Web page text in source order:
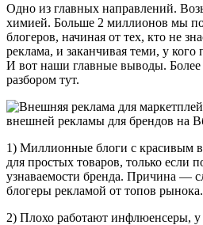
Одно из главных направлений.
химией. Больше 2 миллионов мы
блогеров, начиная от тех, кто не
реклама, и заканчивая теми, у
И вот наши главные выводы. Более
разбором тут.
1) Миллионные блоги с красивым
для простых товаров, только если
узнаваемости бренда. Причина —
блогеры рекламой от топов рынока.
2) Плохо работают инфлюенсеры,